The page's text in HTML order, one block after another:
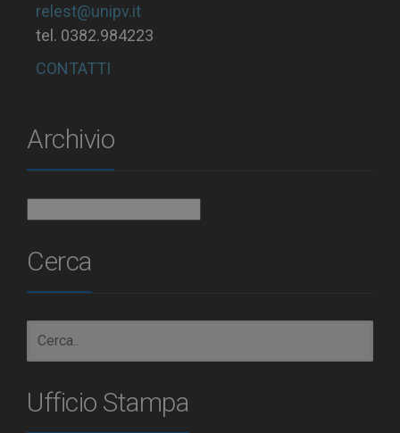
relest@unipv.it
tel. 0382.984223
CONTATTI
Archivio
Cerca
Ufficio Stampa